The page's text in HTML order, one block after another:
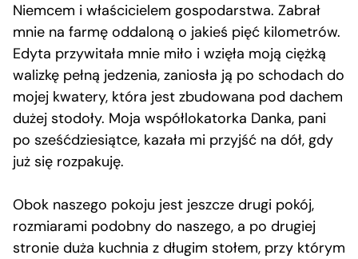
Niemcem i właścicielem gospodarstwa. Zabrał
mnie na farmę oddaloną o jakieś pięć kilometrów.
Edyta przywitała mnie miło i wzięła moją ciężką
walizkę pełną jedzenia, zaniosła ją po schodach do
mojej kwatery, która jest zbudowana pod dachem
dużej stodoły. Moja współlokatorka Danka, pani
po sześćdziesiątce, kazała mi przyjść na dół, gdy
już się rozpakuję.
Obok naszego pokoju jest jeszcze drugi pokój,
rozmiarami podobny do naszego, a po drugiej
stronie duża kuchnia z długim stołem, przy którym